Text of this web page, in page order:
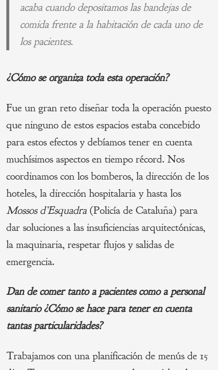
acaba cuando depositamos las bandejas de
comida frente a la habitación de cada uno de
los pacientes.
¿Cómo se organiza toda esta operación?
Fue un gran reto diseñar toda la operación puesto
que ninguno de estos espacios estaba concebido
para estos efectos y debíamos tener en cuenta
muchísimos aspectos en tiempo récord. Nos
coordinamos con los bomberos, la dirección de los
hoteles, la dirección hospitalaria y hasta los
Mossos d’Esquadra(Policía de Cataluña) para
dar soluciones a las insuficiencias arquitectónicas,
la maquinaria, respetar flujos y salidas de
emergencia.
Dan de comer tanto a pacientes como a personal
sanitario ¿Cómo se hace para tener en cuenta
tantas particularidades?
Trabajamos con una planificación de menús de 15